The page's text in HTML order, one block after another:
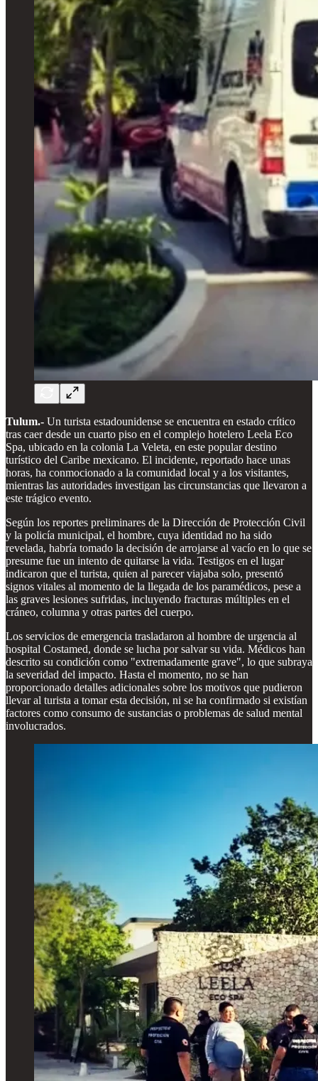
Tulum.- Un turista estadounidense se encuentra en estado crítico
tras caer desde un cuarto piso en el complejo hotelero Leela Eco
Spa, ubicado en la colonia La Veleta, en este popular destino
turístico del Caribe mexicano. El incidente, reportado hace unas
horas, ha conmocionado a la comunidad local y a los visitantes,
mientras las autoridades investigan las circunstancias que llevaron a
este trágico evento.
Según los reportes preliminares de la Dirección de Protección Civil
y la policía municipal, el hombre, cuya identidad no ha sido
revelada, habría tomado la decisión de arrojarse al vacío en lo que se
presume fue un intento de quitarse la vida. Testigos en el lugar
indicaron que el turista, quien al parecer viajaba solo, presentó
signos vitales al momento de la llegada de los paramédicos, pese a
las graves lesiones sufridas, incluyendo fracturas múltiples en el
cráneo, columna y otras partes del cuerpo.
Los servicios de emergencia trasladaron al hombre de urgencia al
hospital Costamed, donde se lucha por salvar su vida. Médicos han
descrito su condición como "extremadamente grave", lo que subraya
la severidad del impacto. Hasta el momento, no se han
proporcionado detalles adicionales sobre los motivos que pudieron
llevar al turista a tomar esta decisión, ni se ha confirmado si existían
factores como consumo de sustancias o problemas de salud mental
involucrados.